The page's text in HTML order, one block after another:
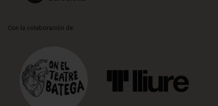
Con la colaboración de: